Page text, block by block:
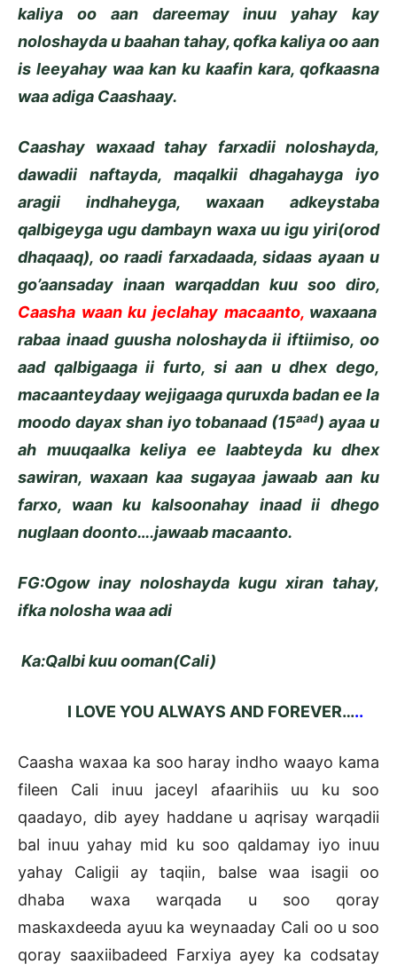
kaliya oo aan dareemay inuu yahay kay
noloshayda u baahan tahay, qofka kaliya oo aan
is leeyahay waa kan ku kaafin kara, qofkaasna
waa adiga Caashaay.
Caashay waxaad tahay farxadii noloshayda,
dawadii naftayda, maqalkii dhagahayga iyo
aragii indhaheyga, waxaan adkeystaba
qalbigeyga ugu dambayn waxa uu igu yiri(orod
dhaqaaq), oo raadi farxadaada, sidaas ayaan u
go’aansaday inaan warqaddan kuu soo diro,
Caasha waan ku jeclahay macaanto,waxaana
rabaa inaad guusha noloshayda ii iftiimiso, oo
aad qalbigaaga ii furto, si aan u dhex dego,
macaanteydaay wejigaaga quruxda badan ee la
moodo dayax shan iyo tobanaad (15aad) ayaa u
ah muuqaalka keliya ee laabteyda ku dhex
sawiran, waxaan kaa sugayaa jawaab aan ku
farxo, waan ku kalsoonahay inaad ii dhego
nuglaan doonto….jawaab macaanto.
FG:Ogow inay noloshayda kugu xiran tahay,
ifka nolosha waa adi
Ka:Qalbi kuu ooman(Cali)
I LOVE YOU ALWAYS AND FOREVER…..
Caasha waxaa ka soo haray indho waayo kama
fileen Cali inuu jaceyl afaarihiis uu ku soo
qaadayo, dib ayey haddane u aqrisay warqadii
bal inuu yahay mid ku soo qaldamay iyo inuu
yahay Caligii ay taqiin, balse waa isagii oo
dhaba waxa warqada u soo qoray
maskaxdeeda ayuu ka weynaaday Cali oo u soo
qoray saaxiibadeed Farxiya ayey ka codsatay